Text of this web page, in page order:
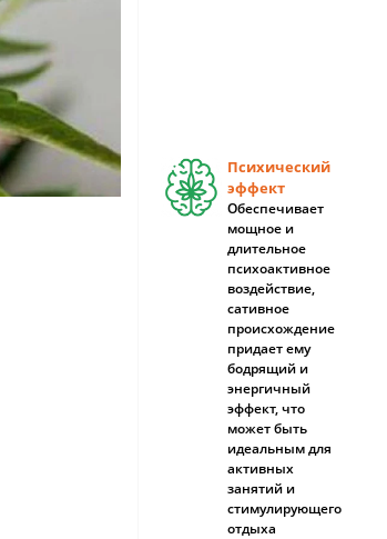
Психический
эффект
Обеспечивает
мощное и
длительное
психоактивное
воздействие,
сативное
происхождение
придает ему
бодрящий и
энергичный
эффект, что
может быть
идеальным для
активных
занятий и
стимулирующего
отдыха